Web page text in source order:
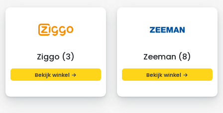
Ziggo (3)
Bekijk winkel →
Zeeman (8)
Bekijk winkel →